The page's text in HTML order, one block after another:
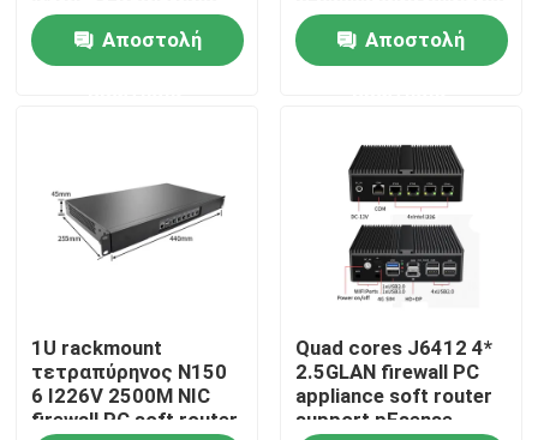
Προϊόντα
Γύρος εργοστασίων
Ποιοτικός έλεγχος
ίνας
Αποστολή
Αποστολή
1U rackmount
τετραπύρηνος N150
6 I226V 2500M NIC
firewall PC soft router
Quad cores J6412 4*
2.5GLAN firewall PC
appliance soft router
support pFsense